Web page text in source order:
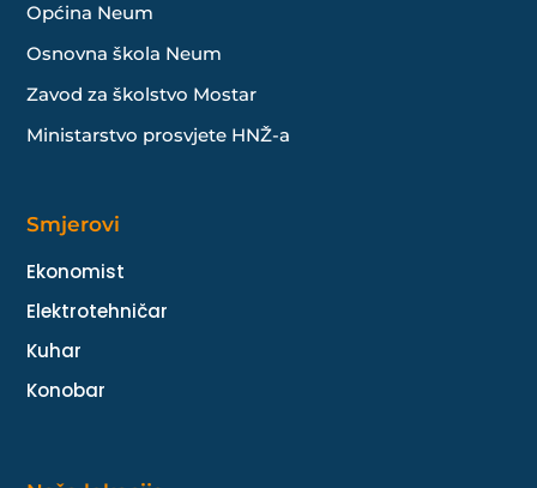
Općina Neum
Osnovna škola Neum
Zavod za školstvo Mostar
Ministarstvo prosvjete HNŽ-a
Smjerovi
Ekonomist
Elektrotehničar
Kuhar
Konobar